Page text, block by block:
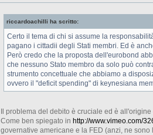
riccardoachilli ha scritto:
Certo il tema di chi si assume la
pagano i cittadii degli Stati membri. Ed è
Però credo che la proposta dell'eurobond
che nessuno Stato membro da solo può
strumento concettuale che abbiamo a
ovvero il "deficit spending" di keynesiana
Il problema del debito è cruciale ed è
Come ben spiegato in http://www.vimeo.com/
governative americane e la FED (anzi, ne